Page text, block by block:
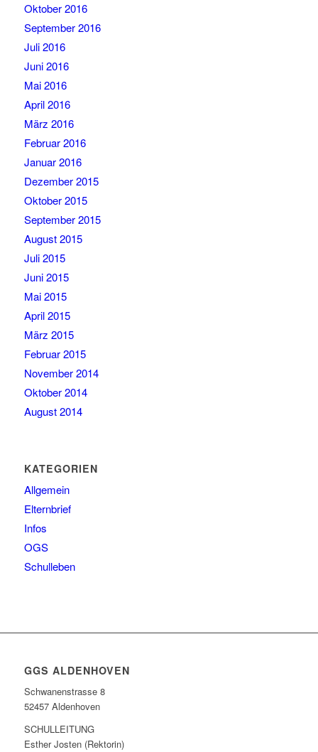
Oktober 2016
September 2016
Juli 2016
Juni 2016
Mai 2016
April 2016
März 2016
Februar 2016
Januar 2016
Dezember 2015
Oktober 2015
September 2015
August 2015
Juli 2015
Juni 2015
Mai 2015
April 2015
März 2015
Februar 2015
November 2014
Oktober 2014
August 2014
KATEGORIEN
Allgemein
Elternbrief
Infos
OGS
Schulleben
GGS ALDENHOVEN
Schwanenstrasse 8
52457 Aldenhoven
SCHULLEITUNG
Esther Josten (Rektorin)